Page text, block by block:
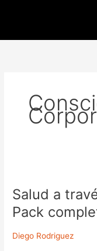
Salud a
Pack
Diego Rodriguez
través
del
Movimiento
–